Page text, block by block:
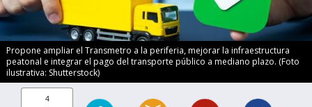
Propone ampliar el Transmetro a la periferia, mejorar la infraestructura
peatonal e integrar el pago del transporte público a mediano plazo. (Foto
ilustrativa: Shutterstock)
4